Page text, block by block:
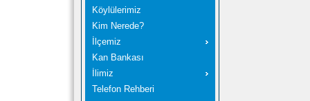
Köylülerimiz
Kim Nerede?
İlçemiz
Kan Bankası
İlimiz
Telefon Rehberi